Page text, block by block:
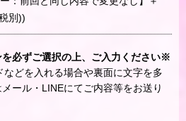
別))
必ずご選択の上、ご入力ください※
などを入れる場合や裏面に文字を多
ール・LINEにてご内容等をお送り